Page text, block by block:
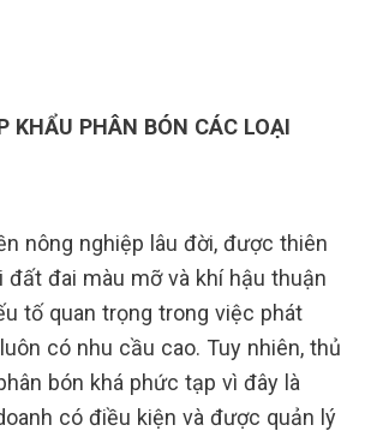
KHẨU PHÂN BÓN CÁC LOẠI
nông nghiệp lâu đời, được thiên
đất đai màu mỡ và khí hậu thuận
tố quan trọng trong việc phát
có nhu cầu cao. Tuy nhiên, thủ
bón khá phức tạp vì đây là
có điều kiện và được quản lý